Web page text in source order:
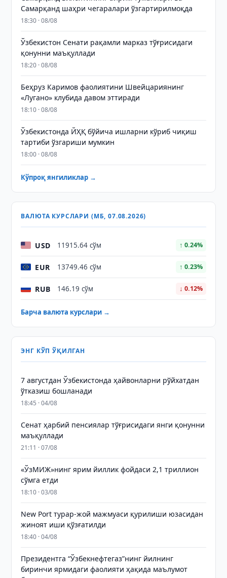
Самарқанд шаҳри чегаралари ўзгартирилмоқда
18:30 · 08/08
Ўзбекистон Сенати рақамли марказ тўғрисидаги
қонунни маъқуллади
18:20 · 08/08
Беҳруз Каримов фаолиятини Швейцариянинг
«Лугано» клубида давом эттиради
18:10 · 08/08
Ўзбекистонда ЙҲҚ бўйича ишларни кўриб чиқиш
тартиби ўзгариши мумкин
18:00 · 08/08
Кўпроқ янгиликлар →
ВАЛЮТА КУРСЛАРИ (МБ, 07.08.2026)
USD 11915.64 сўм ↑ 0.24%
EUR 13749.46 сўм ↑ 0.23%
RUB 146.19 сўм ↓ 0.12%
Барча валюта курслари →
ЭНГ КЎП ЎҚИЛГАН
7 августдан Ўзбекистонда ҳайвонларни рўйхатдан
ўтказиш бошланади
18:45 · 04/08
Сенат ҳарбий пенсиялар тўғрисидаги янги қонунни
маъқуллади
21:11 · 07/08
«ЎзМИЖ»нинг ярим йиллик фойдаси 2,1 триллион
сўмга етди
18:10 · 03/08
New Port турар-жой мажмуаси қурилиши юзасидан
жиноят иши қўзғатилди
18:40 · 04/08
Президентга “Ўзбекнефтегаз”нинг йилнинг
биринчи ярмидаги фаолияти ҳақида маълумот